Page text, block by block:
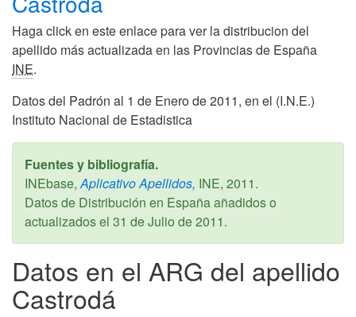
Haga click en este enlace para ver la distribucion del
apellido más actualizada en las Provincias de España
INE.
Datos del Padrón al 1 de Enero de 2011, en el (I.N.E.)
Instituto Nacional de Estadistica
Fuentes y bibliografía.
INEbase, Aplicativo Apellidos, INE, 2011.
Datos de Distribución en España añadidos o
actualizados el 31 de Julio de 2011.
Datos en el ARG del apellido
Castrodá